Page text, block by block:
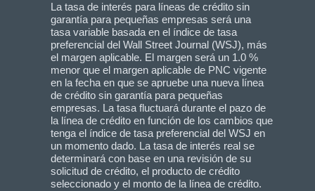
La tasa de interés para líneas de crédito sin
garantía para pequeñas empresas será una
tasa variable basada en el índice de tasa
preferencial del Wall Street Journal (WSJ), más
el margen aplicable. El margen será un 1.0 %
menor que el margen aplicable de PNC vigente
en la fecha en que se apruebe una nueva línea
de crédito sin garantía para pequeñas
empresas. La tasa fluctuará durante el pazo de
la línea de crédito en función de los cambios que
tenga el índice de tasa preferencial del WSJ en
un momento dado. La tasa de interés real se
determinará con base en una revisión de su
solicitud de crédito, el producto de crédito
seleccionado y el monto de la línea de crédito.